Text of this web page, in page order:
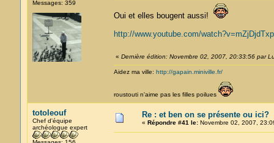
Messages: 359
Oui et elles bougent aussi!
http://www.youtube.com/
« Dernière édition: Novembre 02, 2007, 20:33:56 par
Aidez ma ville: http://gapain.miniville.fr/
roustouti n'aime pas les filles poilues
totoleouf
Chef d'équipe
archéologue expert
Re : et ben on se présente ou ici?
« Répondre #41 le:Novembre 02, 2007,